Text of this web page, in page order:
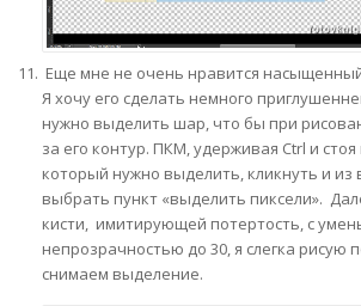
Еще мне не очень нравится
Я хочу его сделать немного
нужно выделить шар, что бы при
за его контур. ПКМ, удерживая Сtrl и
который нужно выделить, кликнуть и
выбрать пункт «выделить пиксели».
кисти, имитирующей потертость, с
непрозрачностью до 30, я слегка рисую
снимаем выделение.